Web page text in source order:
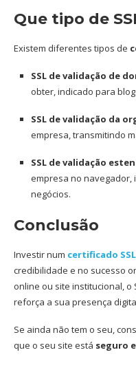
Que tipo de
Existem diferentes tipos de
SSL de validação de
obter, indicado para
SSL de validação da
empresa, transmitindo
SSL de validação
empresa no navegador,
negócios.
Conclusão
Investir num certificado SSL
credibilidade e no sucesso
online ou site institucional, o
reforça a sua presença
Se ainda não tem o seu,
que o seu site está seguro